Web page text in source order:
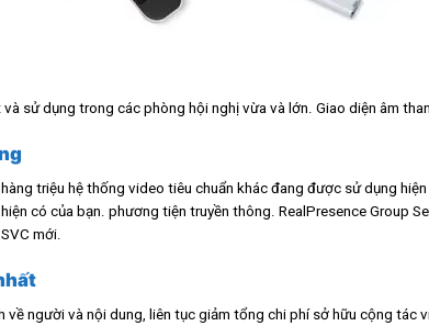
sử dụng trong các phòng hội nghị vừa và lớn. Giao diện âm
triệu hệ thống video tiêu chuẩn khác đang được sử dụng
có của bạn. phương tiện truyền thông. RealPresence Group
mới.
người và nội dung, liên tục giảm tổng chi phí sở hữu cộng tác